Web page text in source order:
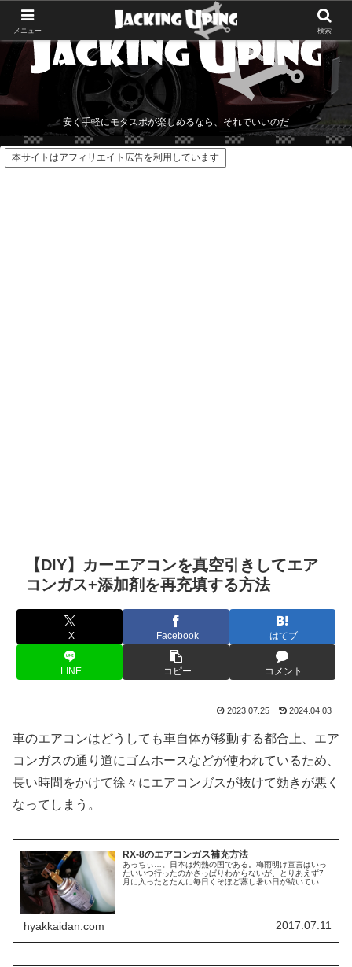
安く手軽にモタスポが楽しめるなら、それでいいのだ
本サイトはアフィリエイト広告を利用しています
【DIY】カーエアコンを真空引きしてエア
コンガス+添加剤を再充填する方法
X Facebook はてブ
LINE コピー コメント
2023.07.25 2024.04.03
車のエアコンはどうしても車自体が移動する都合上、エア
コンガスの通り道にゴムホースなどが使われているため、
長い時間をかけて徐々にエアコンガスが抜けて効きが悪く
なってしまう。
RX-8のエアコンガス補充方法
あっちぃ…。日本は灼熱の国である。梅雨明け宣言はいっ
たいいつ行ったのかさっぱりわからないが、とりあえず7
月に入ったとたんに毎日くそほど蒸し暑い日が続いてい
hyakkaidan.com 2017.07.11
メニュー 検索